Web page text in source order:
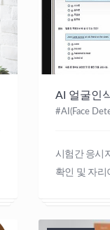
AI 얼굴인
#AI(Face
시험간 응시
확인 및 자리